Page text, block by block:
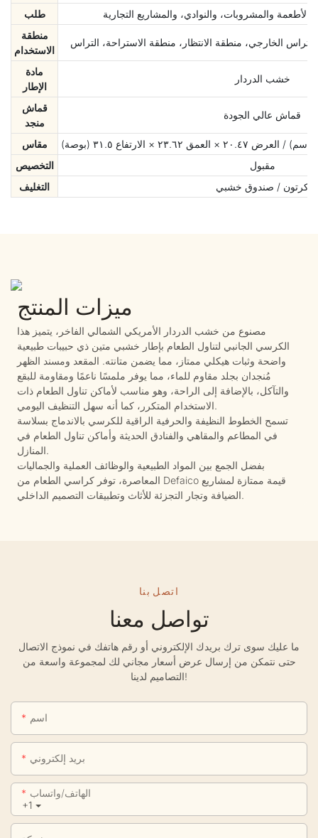
طلب
والمشروبات، والنوادي، والمشاريع التجارية
منطقة
الاستخدام
الخارجي، منطقة الانتظار، منطقة الاستراحة، التراس
مادة
الإطار
خشب الدردار
قماش
منجد
قماش عالي الجودة
مقاس
التخصيص
مقبول
التغليف
كرتون / صندوق خشبي
ميزات المنتج
مصنوع من خشب الدردار الأمريكي الشمالي الفاخر، يتميز هذا
الكرسي الجانبي لتناول الطعام بإطار خشبي متين ذي حبيبات طبيعية
واضحة وثبات هيكلي ممتاز، مما يضمن متانته. المقعد ومسند الظهر
مُنجدان بجلد مقاوم للماء، مما يوفر ملمسًا ناعمًا ومقاومة للبقع
والتآكل، بالإضافة إلى الراحة، وهو مناسب لأماكن تناول الطعام ذات
الاستخدام المتكرر، كما أنه سهل التنظيف اليومي.
تسمح الخطوط النظيفة والحرفية الراقية للكرسي بالاندماج بسلاسة
في المطاعم والمقاهي والفنادق الحديثة وأماكن تناول الطعام في
المنازل.
بفضل الجمع بين المواد الطبيعية والوظائف العملية والجماليات
المعاصرة، توفر كراسي الطعام من Defaico قيمة ممتازة لمشاريع
الضيافة وتجار التجزئة للأثاث وتطبيقات التصميم الداخلي.
اتصل بنا
تواصل معنا
ما عليك سوى ترك بريدك الإلكتروني أو رقم هاتفك في نموذج الاتصال
حتى نتمكن من إرسال عرض أسعار مجاني لك لمجموعة واسعة من
التصاميم لدينا!
اسم
بريد إلكتروني
+1
الهاتف/واتساب